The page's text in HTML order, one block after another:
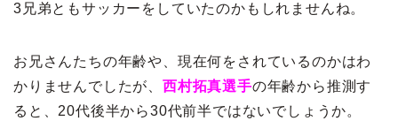
3兄弟ともサッカーをしていたのかもしれませんね。
お兄さんたちの年齢や、現在何をされているのかはわ
かりませんでしたが、西村拓真選手の年齢から推測す
ると、20代後半から30代前半ではないでしょうか。